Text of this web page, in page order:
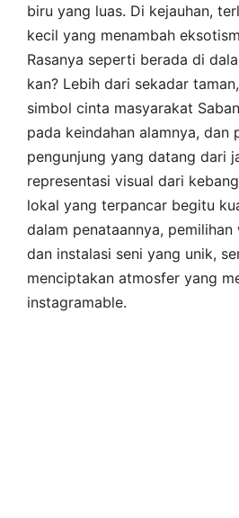
biru yang luas. Di kejauhan,
kecil yang menambah
Rasanya seperti berada di
kan? Lebih dari sekadar
simbol cinta masyarakat
pada keindahan alamnya, dan
pengunjung yang datang dari
representasi visual dari
lokal yang terpancar begitu
dalam penataannya, pemilihan
dan instalasi seni yang unik,
menciptakan atmosfer yang
instagramable.